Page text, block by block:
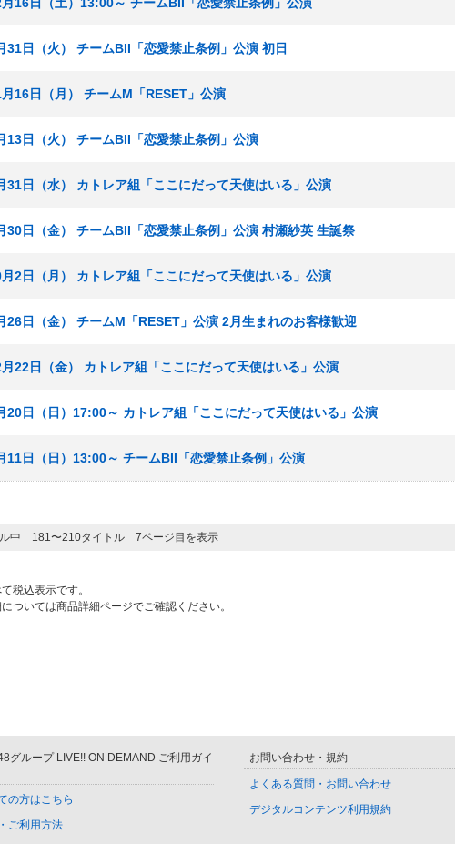
31日（火） チームBII「恋愛禁止条例」公演 初日
16日（月） チームM「RESET」公演
13日（火） チームBII「恋愛禁止条例」公演
31日（水） カトレア組「ここにだって天使はいる」公演
30日（金） チームBII「恋愛禁止条例」公演 村瀬紗英 生誕祭
2日（月） カトレア組「ここにだって天使はいる」公演
26日（金） チームM「RESET」公演 2月生まれのお客様歓迎
22日（金） カトレア組「ここにだって天使はいる」公演
20日（日）17:00～ カトレア組「ここにだって天使はいる」公演
11日（日）13:00～ チームBII「恋愛禁止条例」公演
中 181〜210タイトル 7ページ目を表示
税込表示です。
ついては商品詳細ページでご確認ください。
グループ LIVE!! ON DEMAND ご利用ガイ
の方はこちら
ご利用方法
お問い合わせ・規約
よくある質問・お問い合わせ
デジタルコンテンツ利用規約